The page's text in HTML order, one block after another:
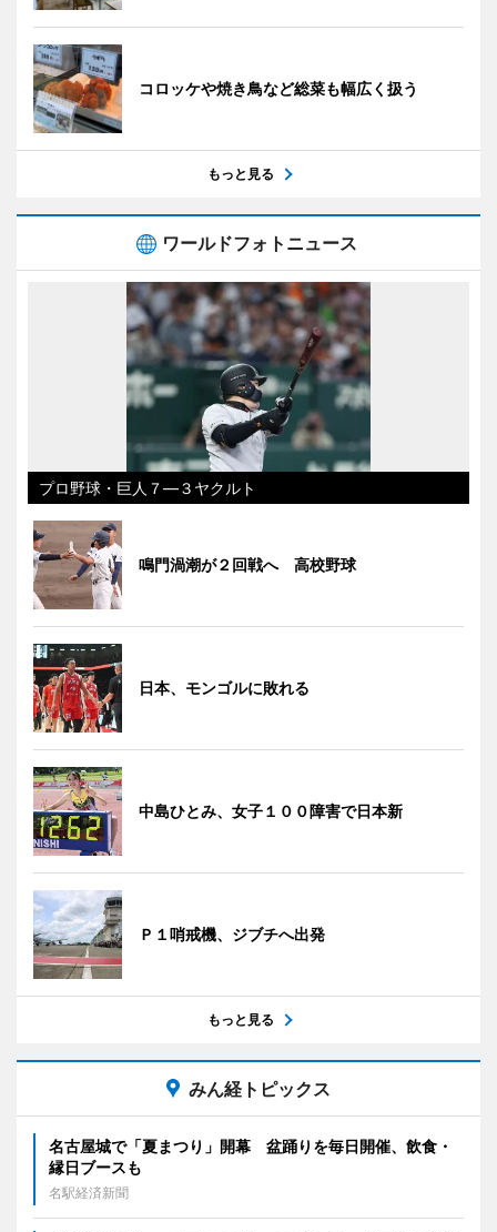
コロッケや焼き鳥など総菜も幅広く扱う
もっと見る
ワールドフォトニュース
プロ野球・巨人７―３ヤクルト
鳴門渦潮が２回戦へ 高校野球
日本、モンゴルに敗れる
中島ひとみ、女子１００障害で日本新
Ｐ１哨戒機、ジブチへ出発
もっと見る
みん経トピックス
名古屋城で「夏まつり」開幕 盆踊りを毎日開催、飲食・
縁日ブースも
名駅経済新聞